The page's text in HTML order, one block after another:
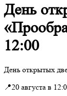
День
12:00
День открытых
📍20 августа в